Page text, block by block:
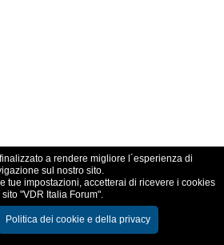
a rendere migliore l´esperienza di
sul nostro sito.
tue impostazioni, accetterai di ricevere i cookies
sito "VDR Italia Forum".
Politica dei cookie e della privacy